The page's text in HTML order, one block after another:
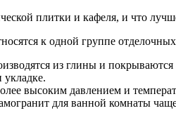
плитки и кафеля, и что
к одной группе
из глины и
укладке.
высоким давлением и
для ванной комнаты